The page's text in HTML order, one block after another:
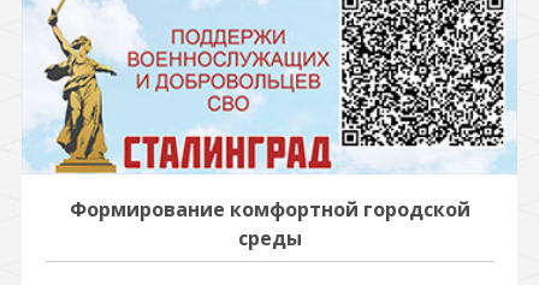
Формирование комфортной городской
среды